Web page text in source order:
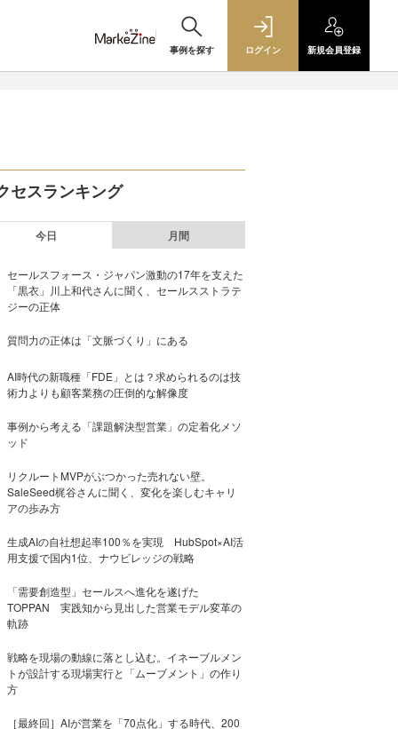
事例を探す ログイン 新規会員登録
セスランキング
今日 月間
セールスフォース・ジャパン激動の17年を支えた
「黒衣」川上和代さんに聞く、セールスストラテ
ジーの正体
質問力の正体は「文脈づくり」にある
AI時代の新職種「FDE」とは？求められるのは技
術力よりも顧客業務の圧倒的な解像度
事例から考える「課題解決型営業」の定着化メソ
ッド
リクルートMVPがぶつかった売れない壁。
SaleSeed梶谷さんに聞く、変化を楽しむキャリ
アの歩み方
生成AIの自社想起率100％を実現 HubSpot×AI活
用支援で国内1位、ナウビレッジの戦略
「需要創造型」セールスへ進化を遂げた
TOPPAN 実践知から見出した営業モデル変革の
軌跡
戦略を現場の動線に落とし込む。イネーブルメン
トが設計する現場実行と「ムーブメント」の作り
方
［最終回］AIが営業を「70点化」する時代、200